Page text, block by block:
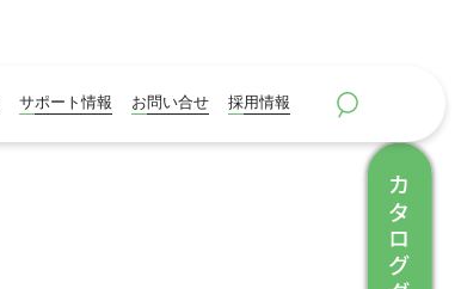
サポート情報 お問い合せ 採用情報